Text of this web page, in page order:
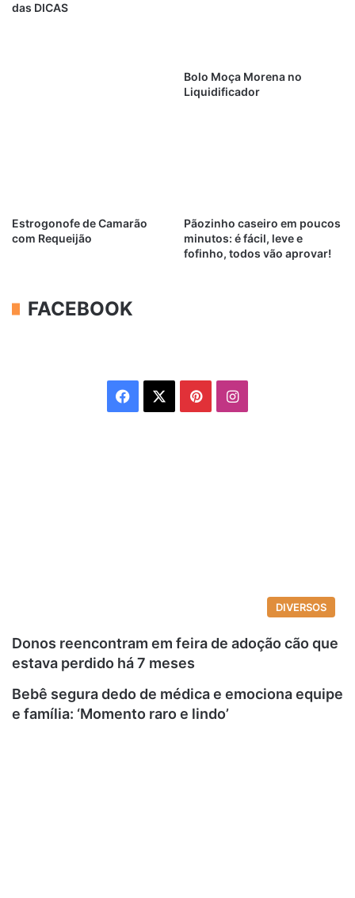
das DICAS
Bolo Moça Morena no
Liquidificador
Estrogonofe de Camarão
com Requeijão
Pãozinho caseiro em poucos
minutos: é fácil, leve e
fofinho, todos vão aprovar!
FACEBOOK
Facebook PinterestInstagram
DIVERSOS
Donos reencontram em feira de adoção cão que
estava perdido há 7 meses
Bebê segura dedo de médica e emociona equipe
e família: ‘Momento raro e lindo’